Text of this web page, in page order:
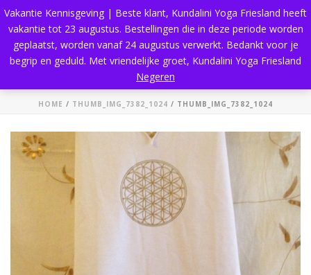
thumb_IMG_7382_1024
HOME / THUMB_IMG_7382_1024 / THUMB_IMG_7382_1024
Vakantie Kennisgeving | Beste klant, Kundalini Yoga Friesland heeft
vakantie tot 23 augustus. Bestellingen die in deze periode worden
geplaatst, worden vanaf 24 augustus verwerkt. Bedankt voor je
begrip en geduld. Met vriendelijke groet, Kundalini Yoga Friesland
Negeren